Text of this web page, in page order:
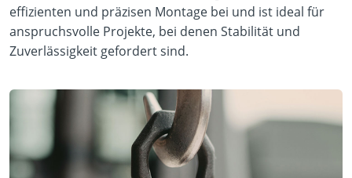
effizienten und präzisen Montage bei und ist ideal für
anspruchsvolle Projekte, bei denen Stabilität und
Zuverlässigkeit gefordert sind.